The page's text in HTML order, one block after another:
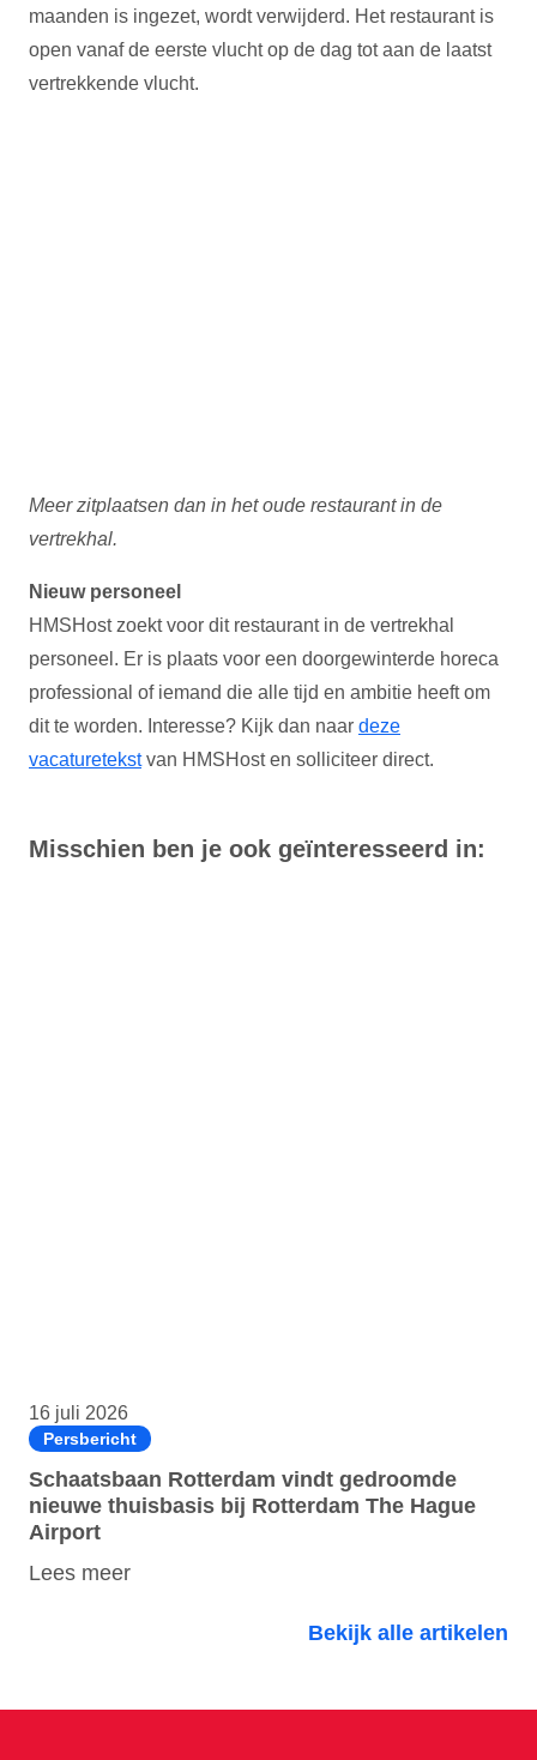
maanden is ingezet, wordt verwijderd. Het restaurant is
open vanaf de eerste vlucht op de dag tot aan de laatst
vertrekkende vlucht.
Meer zitplaatsen dan in het oude restaurant in de
vertrekhal.
Nieuw personeel
HMSHost zoekt voor dit restaurant in de vertrekhal
personeel. Er is plaats voor een doorgewinterde horeca
professional of iemand die alle tijd en ambitie heeft om
dit te worden. Interesse? Kijk dan naar deze
vacaturetekstvan HMSHost en solliciteer direct.
Misschien ben je ook geïnteresseerd in:
16 juli 2026
Persbericht
Schaatsbaan Rotterdam vindt gedroomde
nieuwe thuisbasis bij Rotterdam The Hague
Airport
Lees meer
Bekijk alle artikelen